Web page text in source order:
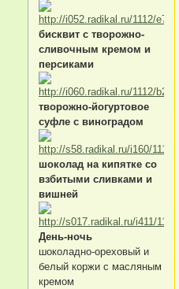
бисквит с творожно-
сливочным кремом и
персиками
творожно-йогуртовое
суфле с виноградом
шоколад на кипятке со
взбитыми сливками и
вишней
День-ночь
шоколадно-ореховый и
белый коржи с масляным
кремом